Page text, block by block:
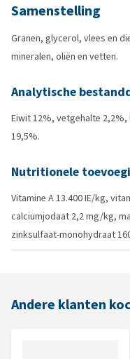
Samenstelling
Granen, glycerol, vlees en
mineralen, oliën en vetten.
Analytische
Eiwit 12%, vetgehalte
19,5%.
Nutritionele
Vitamine A 13.400 IE/kg,
calciumjodaat 2,2 mg/kg,
zinksulfaat-monohydraat
Andere klanten